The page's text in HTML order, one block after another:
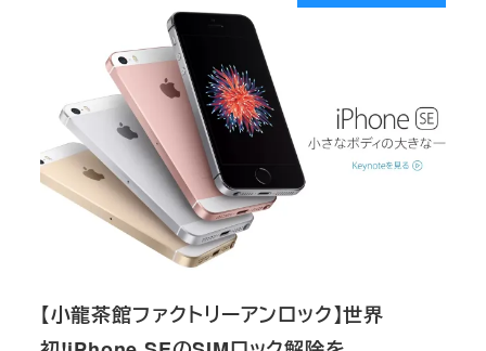
【小龍茶館ファクトリーアンロック】世界